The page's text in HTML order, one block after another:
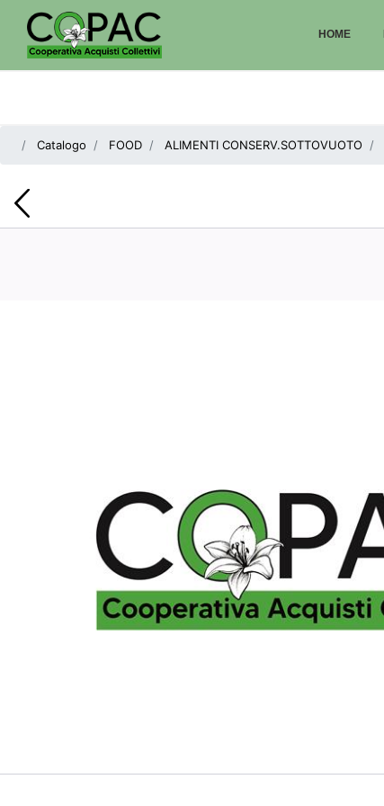
HOME
Catalogo FOOD ALIMENTI CONSERV.SOTTOVUOTO